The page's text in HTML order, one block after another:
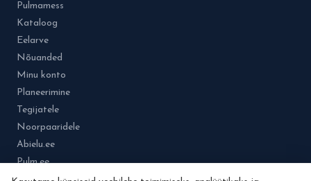
Pulmamess
Kataloog
Eelarve
Nõuanded
Minu konto
Planeerimine
Tegijatele
Noorpaaridele
Abielu.ee
Pulm.ee